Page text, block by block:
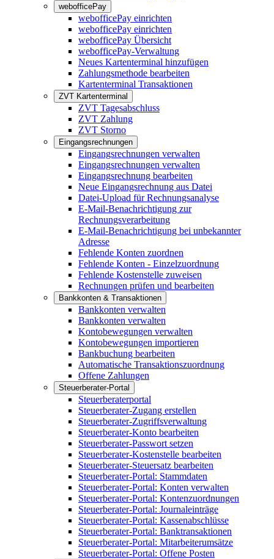
webofficePay
webofficePay einrichten
webofficePay einrichten
webofficePay Übersicht
webofficePay-Verwaltung
Neues Kartenterminal hinzufügen
Zahlungsmethode bearbeiten
Kartenterminal Transaktionen
ZVT Kartenterminal
ZVT Tagesabschluss
ZVT Zahlung
ZVT Storno
Eingangsrechnungen
Eingangsrechnungen verwalten
Eingangsrechnungen verwalten
Eingangsrechnung bearbeiten
Neue Eingangsrechnung aus Datei
Datei-Upload für Rechnungsanalyse
E-Mail-Benachrichtigung zur
Rechnungsverarbeitung
E-Mail-Benachrichtigung bei unbekannter
Adresse
Fehlende Konten zuordnen
Fehlende Konten - Einzelzuordnung
Fehlende Kostenstelle zuweisen
Rechnungen prüfen und bearbeiten
Bankkonten & Transaktionen
Bankkonten verwalten
Bankkonten verwalten
Kontobewegungen verwalten
Kontobewegungen importieren
Bankbuchung bearbeiten
Automatische Transaktionszuordnung
Offene Zahlungen
Steuerberater-Portal
Steuerberaterportal
Steuerberater-Zugang erstellen
Steuerberater-Zugriffsverwaltung
Steuerberater-Konto bearbeiten
Steuerberater-Passwort setzen
Steuerberater-Kostenstelle bearbeiten
Steuerberater-Steuersatz bearbeiten
Steuerberater-Portal: Stammdaten
Steuerberater-Portal: Konten verwalten
Steuerberater-Portal: Kontenzuordnungen
Steuerberater-Portal: Journaleinträge
Steuerberater-Portal: Kassenabschlüsse
Steuerberater-Portal: Banktransaktionen
Steuerberater-Portal: Mitarbeiterumsätze
Steuerberater-Portal: Offene Posten